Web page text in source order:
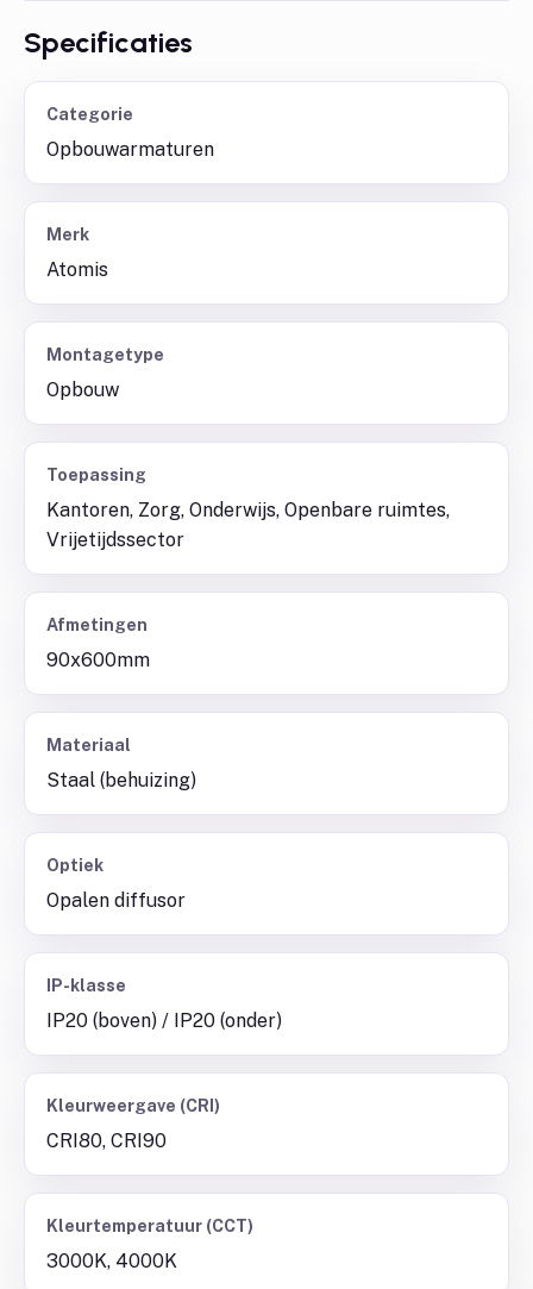
Specificaties
Categorie
Opbouwarmaturen
Merk
Atomis
Montagetype
Opbouw
Toepassing
Kantoren, Zorg, Onderwijs, Openbare ruimtes,
Vrijetijdssector
Afmetingen
90x600mm
Materiaal
Staal (behuizing)
Optiek
Opalen diffusor
IP-klasse
IP20 (boven) / IP20 (onder)
Kleurweergave (CRI)
CRI80, CRI90
Kleurtemperatuur (CCT)
3000K, 4000K